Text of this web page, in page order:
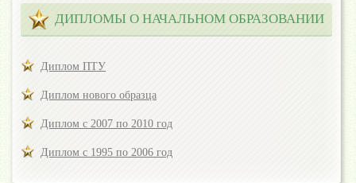
ДИПЛОМЫ О НАЧАЛЬНОМ ОБРАЗОВАНИИ
Диплом ПТУ
Диплом нового образца
Диплом с 2007 по 2010 год
Диплом с 1995 по 2006 год